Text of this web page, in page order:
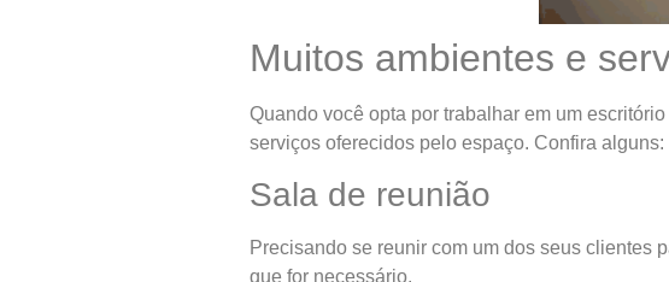
Muitos ambientes e
Quando você opta por trabalhar em um
serviços oferecidos pelo espaço. Confira alguns:
Sala de reunião
Precisando se reunir com um dos seus clientes
que for necessário.